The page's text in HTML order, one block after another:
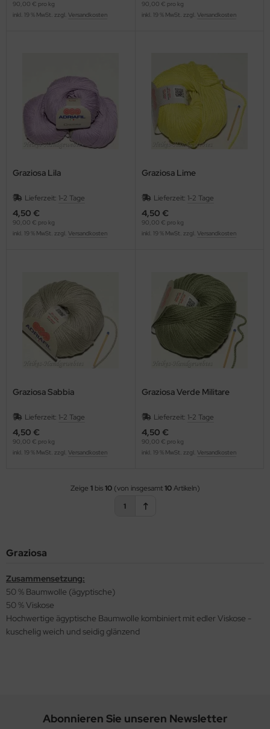
90,00 € pro kg
inkl. 19 % MwSt. zzgl. Versandkosten
90,00 € pro kg
inkl. 19 % MwSt. zzgl. Versandkosten
Graziosa Lila
Lieferzeit: 1-2 Tage
4,50 €
90,00 € pro kg
inkl. 19 % MwSt. zzgl. Versandkosten
Graziosa Lime
Lieferzeit: 1-2 Tage
4,50 €
90,00 € pro kg
inkl. 19 % MwSt. zzgl. Versandkosten
Graziosa Sabbia
Lieferzeit: 1-2 Tage
4,50 €
90,00 € pro kg
inkl. 19 % MwSt. zzgl. Versandkosten
Graziosa Verde Militare
Lieferzeit: 1-2 Tage
4,50 €
90,00 € pro kg
inkl. 19 % MwSt. zzgl. Versandkosten
Zeige 1bis10(von insgesamt10Artikeln)
1
Graziosa
Zusammensetzung:
50 % Baumwolle (ägyptische)
50 % Viskose
Hochwertige ägyptische Baumwolle kombiniert mit edler Viskose -
kuschelig weich und seidig glänzend
Abonnieren Sie unseren Newsletter